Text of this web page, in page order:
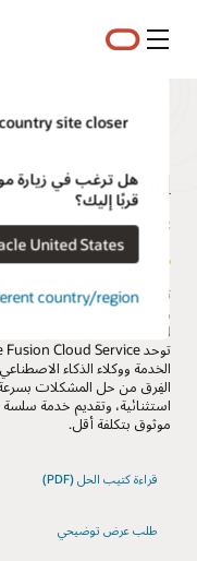
القائمة
site closer
قربًا إليك؟
United States
country/region
Cloud
Service
تربط الخدمة الاستثنائية كل
وعملائها، سواء كان ذلك عبر
الرقمية أو مركز الاتصال أو
الخدمة ووكلاء الذكاء
الفِرق من حل المشكلات
استثنائية، وتقديم خدمة
موثوق بتكلفة أقل.
قراءة كتيب الحل (PDF)
طلب عرض توضيحي